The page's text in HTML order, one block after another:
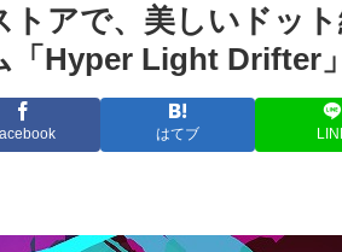
トアで、美しいドッ
「Hyper Light Drifter
はてブ